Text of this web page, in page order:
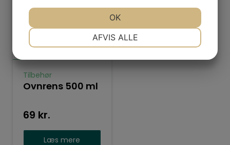
Tilbehør
Ovnrens 500 ml
69 kr.
Læs mere
AFVIS ALLE
OK